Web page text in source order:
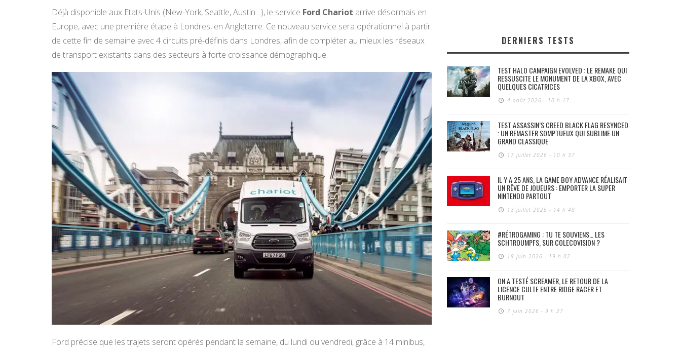
Déjà disponible aux Etats-Unis (New-York, Seattle, Austin…), le service Ford Chariot arrive désormais en
Europe, avec une première étape à Londres, en Angleterre. Ce nouveau service sera opérationnel à partir
de cette fin de semaine avec 4 circuits pré-définis dans Londres, afin de compléter au mieux les réseaux
de transport existants dans des secteurs à forte croissance démographique.
Ford précise que les trajets seront opérés pendant la semaine, du lundi ou vendredi, grâce à 14 minibus,
DERNIERS TESTS
TEST HALO CAMPAIGN EVOLVED : LE REMAKE QUI
RESSUSCITE LE MONUMENT DE LA XBOX, AVEC
QUELQUES CICATRICES
4 août 2026 - 10 h 17
TEST ASSASSIN’S CREED BLACK FLAG RESYNCED
: UN REMASTER SOMPTUEUX QUI SUBLIME UN
GRAND CLASSIQUE
17 juillet 2026 - 10 h 37
IL Y A 25 ANS, LA GAME BOY ADVANCE RÉALISAIT
UN RÊVE DE JOUEURS : EMPORTER LA SUPER
NINTENDO PARTOUT
13 juillet 2026 - 14 h 48
#RÉTROGAMING : TU TE SOUVIENS… LES
SCHTROUMPFS, SUR COLECOVISION ?
19 juin 2026 - 19 h 02
ON A TESTÉ SCREAMER, LE RETOUR DE LA
LICENCE CULTE ENTRE RIDGE RACER ET
BURNOUT
7 juin 2026 - 9 h 27